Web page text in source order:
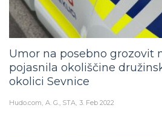
Umor na posebno grozovit
pojasnila okoliščine
okolici Sevnice
Hudo.com A. G., STA 3. Feb 2022